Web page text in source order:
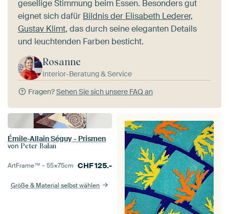
gesellige Stimmung beim Essen. Besonders gut
eignet sich dafür Bildnis der Elisabeth Lederer,
Gustav Klimt, das durch seine eleganten Details
und leuchtenden Farben besticht.
Rosanne
Interior-Beratung & Service
Fragen?Sehen Sie sich unsere FAQ an
Émile-Allain Séguy - Prismen
von Peter Balan
ArtFrame™ –55×75cm CHF125.-
Größe & Material selbst wählen